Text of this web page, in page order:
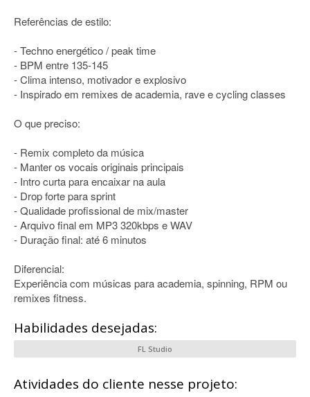
Referências de estilo:
- Techno energético / peak time
- BPM entre 135-145
- Clima intenso, motivador e explosivo
- Inspirado em remixes de academia, rave e cycling classes
O que preciso:
- Remix completo da música
- Manter os vocais originais principais
- Intro curta para encaixar na aula
- Drop forte para sprint
- Qualidade profissional de mix/master
- Arquivo final em MP3 320kbps e WAV
- Duração final: até 6 minutos
Diferencial:
Experiência com músicas para academia, spinning, RPM ou
remixes fitness.
Habilidades desejadas:
FL Studio
Atividades do cliente nesse projeto: